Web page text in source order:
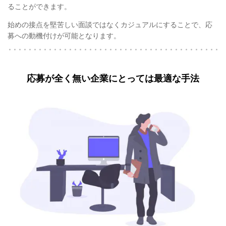
ることができます。
始めの接点を堅苦しい面談ではなくカジュアルにすることで、応
募への動機付けが可能となります。
応募が全く無い企業にとっては最適な手法